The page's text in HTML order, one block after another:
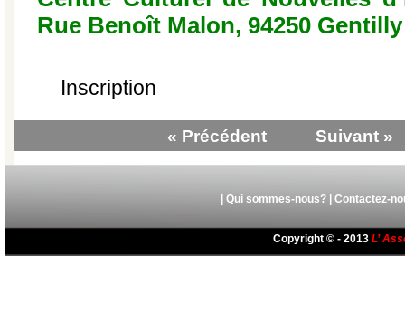
Rue Benoît Malon, 94250 Gentilly
Inscription
« Précédent Suivant »
Qui sommes-nous?| Contactez-
Copyright © - 2013 L’